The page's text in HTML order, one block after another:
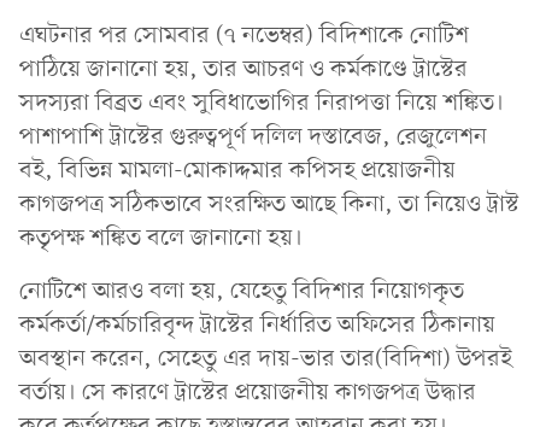
এঘটনার পর সোমবার (৭ নভেম্বর) বিদিশাকে নোটিশ
পাঠিয়ে জানানো হয়, তার আচরণ ও কর্মকাণ্ডে ট্রাস্টের
সদস্যরা বিব্রত এবং সুবিধাভোগির নিরাপত্তা নিয়ে শঙ্কিত।
পাশাপাশি ট্রাস্টের গুরুত্বপূর্ণ দলিল দস্তাবেজ, রেজুলেশন
বই, বিভিন্ন মামলা-মোকাদ্দমার কপিসহ প্রয়োজনীয়
কাগজপত্র সঠিকভাবে সংরক্ষিত আছে কিনা, তা নিয়েও ট্রাস্ট
কতৃপক্ষ শঙ্কিত বলে জানানো হয়।
নোটিশে আরও বলা হয়, যেহেতু বিদিশার নিয়োগকৃত
কর্মকর্তা/কর্মচারিবৃন্দ ট্রাস্টের নির্ধারিত অফিসের ঠিকানায়
অবস্থান করেন, সেহেতু এর দায়-ভার তার(বিদিশা) উপরই
বর্তায়। সে কারণে ট্রাস্টের প্রয়োজনীয় কাগজপত্র উদ্ধার